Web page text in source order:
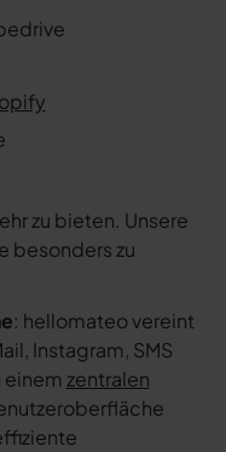
zu bieten. Unsere
besonders zu
: hellomateo vereint
Instagram, SMS
einem zentralen